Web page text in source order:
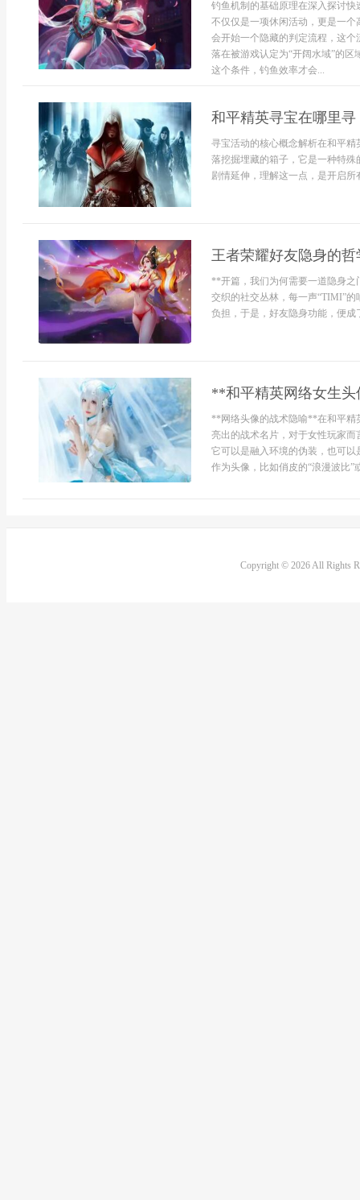
钓鱼机制的基础原理在深入探讨
不仅仅是一项休闲活动，更是一
会开始一个隐藏的判定流程，这
落在被游戏认定为“开阔水域”的
这个条件，钓鱼效率才会...
和平精英寻宝在哪里
寻宝活动的核心概念解析在和平
落挖掘埋藏的箱子，它是一种特
剧情延伸，理解这一点，是开启
王者荣耀好友隐身的
**开篇，我们为何需要一道隐身
交织的社交丛林，每一声“TIMI”
负担，于是，好友隐身功能，便成
**和平精英网络女生
**网络头像的战术隐喻**在和平精
亮出的战术名片，对于女性玩家
它可以是融入环境的伪装，也可
作为头像，比如俏皮的“浪漫波比”
Copyright © 2026 All Rights